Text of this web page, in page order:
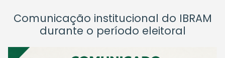
Comunicação institucional do IBRAM
durante o período eleitoral